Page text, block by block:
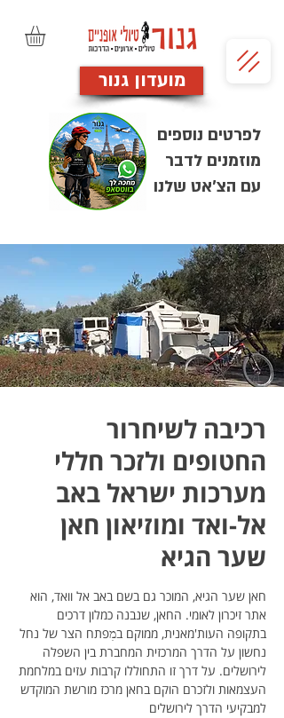
מועדון גנור
לפרטים נוספים
מוזמנים לדבר
עם הצ'אט שלנו
רכיבה לשיחרור
החטופים ולזכר חללי
מערכות ישראל באב
אל-ואד ומוזיאון חאן
שער הגיא
חאן שער הגיא, המוכר גם בשם באב אל וואד, הוא
אתר זיכרון לאומי. החאן, שנבנה כמלון דרכים
בתקופה העות'מאנית, ממוקם במׅפתח הצר של נחל
נחשון על הדרך המרכזית המחברת בין השפלה
לירושלים. על דרך זו התחוללו קרבות עזים במלחמת
העצמאות ולזכרם הוקם בחאן מרכז מורשת המוקדש
למבקיעי הדרך לירושלים